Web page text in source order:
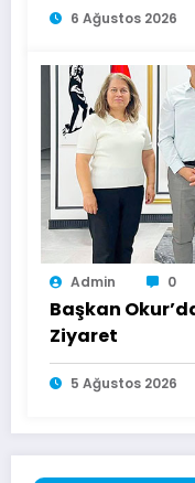
6 Ağustos 2026
Admin 0
Başkan
Ziyaret
5 Ağustos 2026